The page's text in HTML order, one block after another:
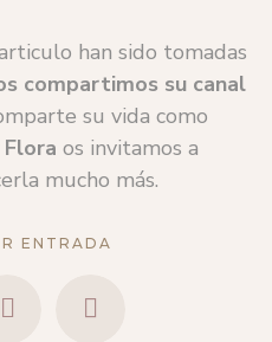
han sido tomadas
compartimos su canal
su vida como
Flora os invitamos a
mucho más.
ENTRADA